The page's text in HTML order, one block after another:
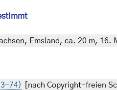
Emsland, ca. 20 m,
74) [nach Copyright-freien